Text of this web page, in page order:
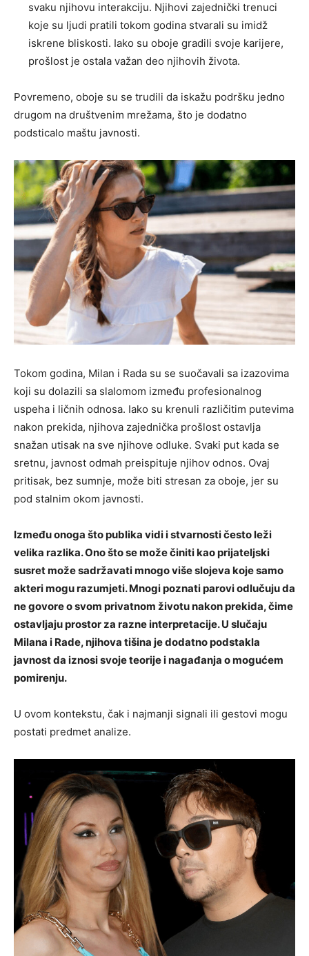
svaku njihovu interakciju. Njihovi zajednički trenuci
koje su ljudi pratili tokom godina stvarali su imidž
iskrene bliskosti. Iako su oboje gradili svoje karijere,
prošlost je ostala važan deo njihovih života.
Povremeno, oboje su se trudili da iskažu podršku jedno
drugom na društvenim mrežama, što je dodatno
podsticalo maštu javnosti.
Tokom godina, Milan i Rada su se suočavali sa izazovima
koji su dolazili sa slalomom između profesionalnog
uspeha i ličnih odnosa. Iako su krenuli različitim putevima
nakon prekida, njihova zajednička prošlost ostavlja
snažan utisak na sve njihove odluke. Svaki put kada se
sretnu, javnost odmah preispituje njihov odnos. Ovaj
pritisak, bez sumnje, može biti stresan za oboje, jer su
pod stalnim okom javnosti.
Između onoga što publika vidi i stvarnosti često leži
velika razlika. Ono što se može činiti kao prijateljski
susret može sadržavati mnogo više slojeva koje samo
akteri mogu razumjeti. Mnogi poznati parovi odlučuju da
ne govore o svom privatnom životu nakon prekida, čime
ostavljaju prostor za razne interpretacije. U slučaju
Milana i Rade, njihova tišina je dodatno podstakla
javnost da iznosi svoje teorije i nagađanja o mogućem
pomirenju.
U ovom kontekstu, čak i najmanji signali ili gestovi mogu
postati predmet analize.